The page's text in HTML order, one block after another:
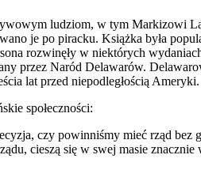
ludziom, w tym Markizowi
je po piracku. Książka była
rozwinęły w niektórych
przez Naród Delawarów.
lat przed niepodległością Ameryki.
społeczności:
czy powinniśmy mieć rząd bez
cieszą się w swej masie znacznie